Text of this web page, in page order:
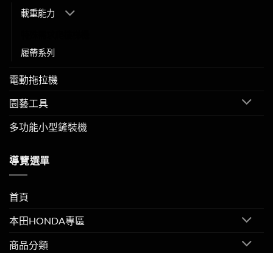
載重能力
履帶系列
電動拖拉機
園藝工具
多功能小型鏟裝機
導覽選單
首頁
本田HONDA專區
商品分類